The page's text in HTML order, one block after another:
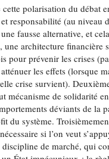
polarisation du débat
responsabilité (au niveau
fausse alternative, et
une architecture financière
pour prévenir les crises
les effets (lorsque
crise survient).
mécanisme de solidarité
déviants de la
du système.
si l’on veut
de marché, qui